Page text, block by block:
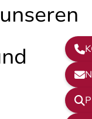


